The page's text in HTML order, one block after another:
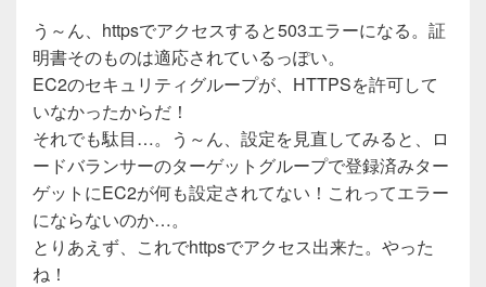
う～ん、httpsでアクセスすると503エラーになる。証
明書そのものは適応されているっぽい。
EC2のセキュリティグループが、HTTPSを許可して
いなかったからだ！
それでも駄目…。う～ん、設定を見直してみると、ロ
ードバランサーのターゲットグループで登録済みター
ゲットにEC2が何も設定されてない！これってエラー
にならないのか…。
とりあえず、これでhttpsでアクセス出来た。やった
ね！